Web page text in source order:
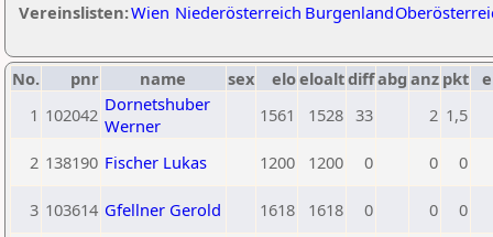
Vereinslisten:Wien Niederösterreich Burgenland
No. pnr name sex eloeloaltdiffabg anz pkt
1 102042 Dornetshuber
Werner
1561 1528 33 2 1,5
2 138190 Fischer Lukas 1200 1200 0 0 0
3 103614 Gfellner Gerold 1618 1618 0 0 0